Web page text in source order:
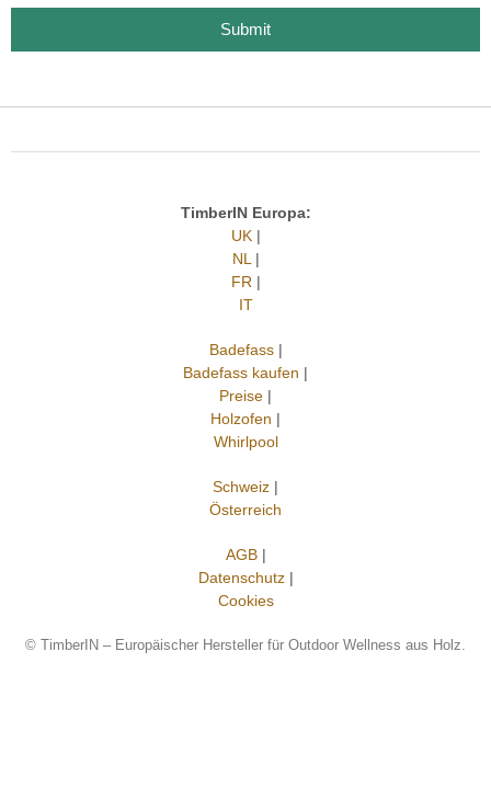
Submit
TimberIN Europa:
UK|
NL |
FR |
IT
Badefass|
Badefass kaufen |
Preise |
Holzofen |
Whirlpool
Schweiz |
Österreich
AGB|
Datenschutz|
Cookies
© TimberIN – Europäischer Hersteller für Outdoor Wellness aus Holz.